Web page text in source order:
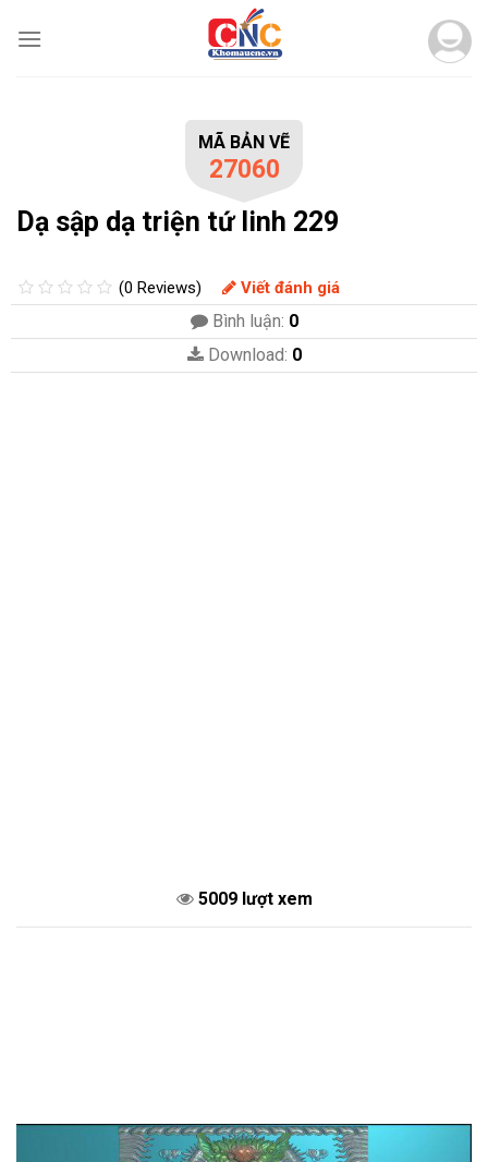
MÃ BẢN VẼ
27060
Dạ sập dạ triện tứ linh 229
(0 Reviews) Viết đánh giá
Bình luận: 0
Download: 0
5009 lượt xem